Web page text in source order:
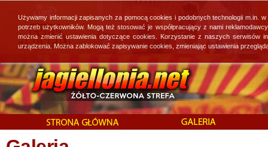
Używamy informacji zapisanych za pomocą cookies i podobnych technologii
potrzeb użytkowników. Mogą też stosować je współpracujący z nami
można zmienić ustawienia dotyczące cookies. Korzystanie z naszych
urządzenia. Można zablokować zapisywanie cookies, zmieniając ustawienia